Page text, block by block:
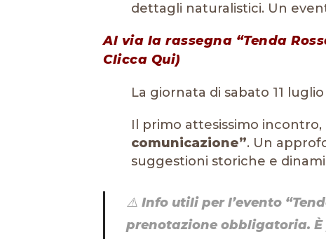
dettagli naturalistici. Un
Al via la rassegna “Tenda
Clicca Qui)
La giornata di sabato 11
Il primo attesissimo
comunicazione”. Un
suggestioni storiche e
⚠️ Info utili per l’evento
prenotazione obbligatoria.